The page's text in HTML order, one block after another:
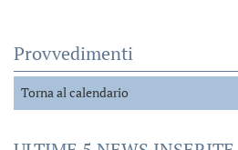
Provvedimenti
Torna al calendario